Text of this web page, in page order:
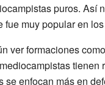
puros. Así
fue muy popular en
ver formaciones
tienen
se enfocan más en